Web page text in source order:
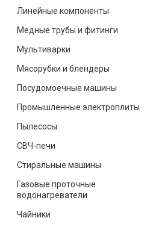
Линейные компоненты
Медные трубы и фитинги
Мультиварки
Мясорубки и блендеры
Посудомоечные машины
Промышленные электроплиты
Пылесосы
СВЧ-печи
Стиральные машины
Газовые проточные
водонагреватели
Чайники